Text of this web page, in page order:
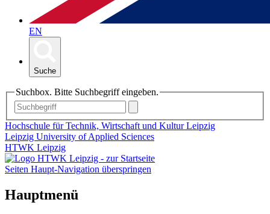
EN
Suche
Suchbox. Bitte Suchbegriff eingeben.
Hochschule für Technik, Wirtschaft und Kultur Leipzig
Leipzig University of Applied Sciences
HTWK Leipzig
Seiten Haupt-Navigation überspringen
Hauptmenü